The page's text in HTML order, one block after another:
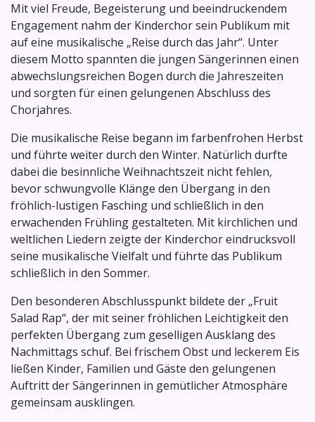
Mit viel Freude, Begeisterung und beeindruckendem
Engagement nahm der Kinderchor sein Publikum mit
auf eine musikalische „Reise durch das Jahr“. Unter
diesem Motto spannten die jungen Sängerinnen einen
abwechslungsreichen Bogen durch die Jahreszeiten
und sorgten für einen gelungenen Abschluss des
Chorjahres.
Die musikalische Reise begann im farbenfrohen Herbst
und führte weiter durch den Winter. Natürlich durfte
dabei die besinnliche Weihnachtszeit nicht fehlen,
bevor schwungvolle Klänge den Übergang in den
fröhlich-lustigen Fasching und schließlich in den
erwachenden Frühling gestalteten. Mit kirchlichen und
weltlichen Liedern zeigte der Kinderchor eindrucksvoll
seine musikalische Vielfalt und führte das Publikum
schließlich in den Sommer.
Den besonderen Abschlusspunkt bildete der „Fruit
Salad Rap“, der mit seiner fröhlichen Leichtigkeit den
perfekten Übergang zum geselligen Ausklang des
Nachmittags schuf. Bei frischem Obst und leckerem Eis
ließen Kinder, Familien und Gäste den gelungenen
Auftritt der Sängerinnen in gemütlicher Atmosphäre
gemeinsam ausklingen.